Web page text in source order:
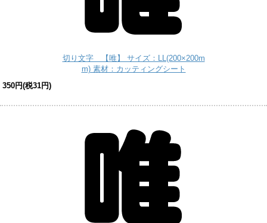
切り文字 【唯】 サイズ：LL(200×200m
m) 素材：カッティングシート
350円(税31円)